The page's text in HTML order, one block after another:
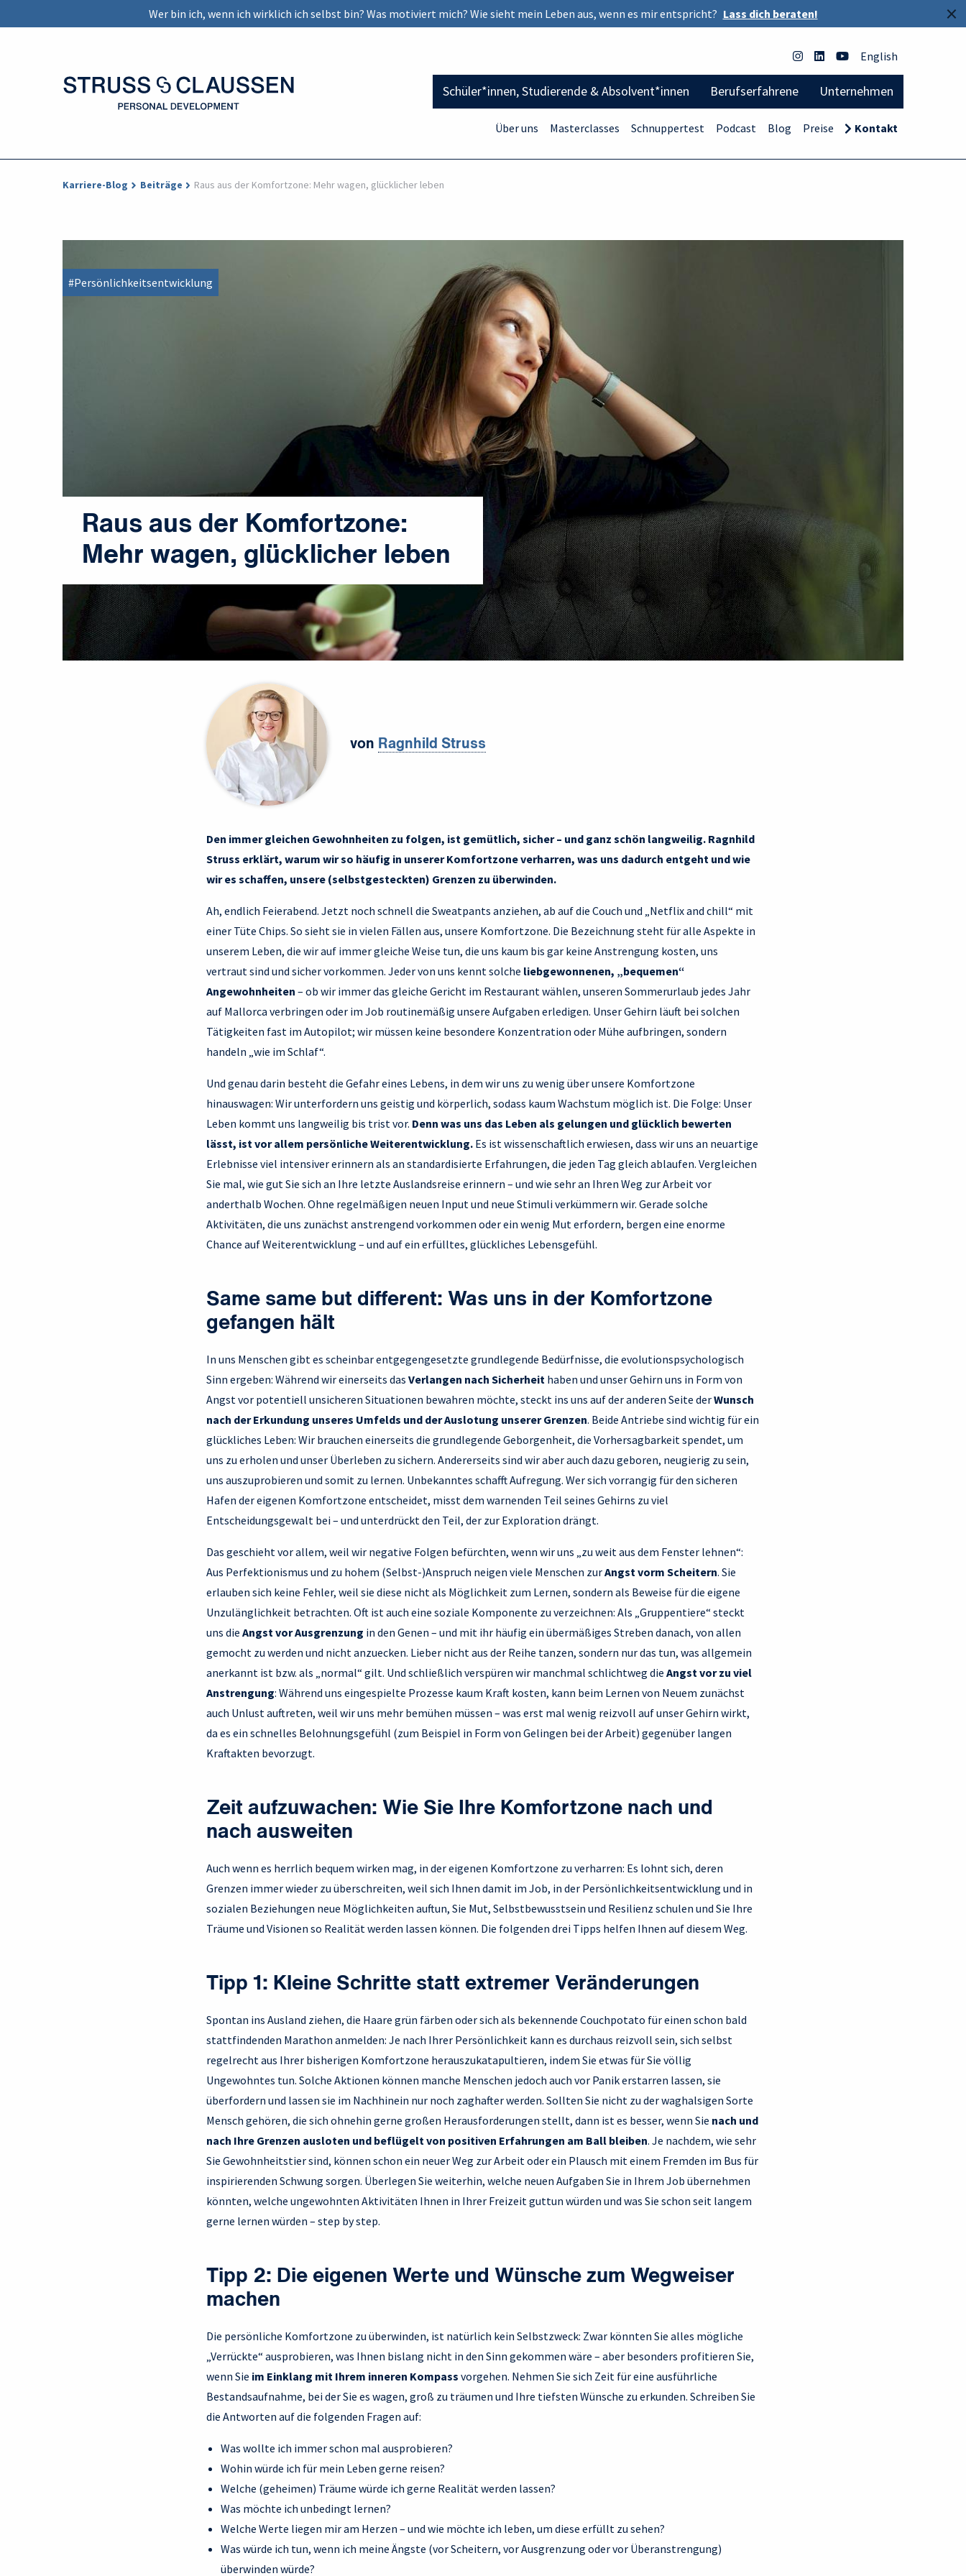
×
Wer bin ich, wenn ich wirklich ich selbst bin? Was motiviert mich? Wie sieht mein Leben aus, wenn es mir entspricht? Lass dich beraten!
English
Schüler*innen, Studierende & Absolvent*innen Berufserfahrene Unternehmen
Über uns Masterclasses Schnuppertest Podcast Blog Preise Kontakt
Karriere-Blog Beiträge Raus aus der Komfortzone: Mehr wagen, glücklicher leben
#Persönlichkeitsentwicklung
Raus aus der Komfortzone:
Mehr wagen, glücklicher leben
von Ragnhild Struss
Den immer gleichen Gewohnheiten zu folgen, ist gemütlich, sicher – und ganz schön langweilig. Ragnhild
Struss erklärt, warum wir so häufig in unserer Komfortzone verharren, was uns dadurch entgeht und wie
wir es schaffen, unsere (selbstgesteckten) Grenzen zu überwinden.
Ah, endlich Feierabend. Jetzt noch schnell die Sweatpants anziehen, ab auf die Couch und „Netflix and chill“ mit
einer Tüte Chips. So sieht sie in vielen Fällen aus, unsere Komfortzone. Die Bezeichnung steht für alle Aspekte in
unserem Leben, die wir auf immer gleiche Weise tun, die uns kaum bis gar keine Anstrengung kosten, uns
vertraut sind und sicher vorkommen. Jeder von uns kennt solche liebgewonnenen, „bequemen“
Angewohnheiten – ob wir immer das gleiche Gericht im Restaurant wählen, unseren Sommerurlaub jedes Jahr
auf Mallorca verbringen oder im Job routinemäßig unsere Aufgaben erledigen. Unser Gehirn läuft bei solchen
Tätigkeiten fast im Autopilot; wir müssen keine besondere Konzentration oder Mühe aufbringen, sondern
handeln „wie im Schlaf“.
Und genau darin besteht die Gefahr eines Lebens, in dem wir uns zu wenig über unsere Komfortzone
hinauswagen: Wir unterfordern uns geistig und körperlich, sodass kaum Wachstum möglich ist. Die Folge: Unser
Leben kommt uns langweilig bis trist vor. Denn was uns das Leben als gelungen und glücklich bewerten
lässt, ist vor allem persönliche Weiterentwicklung. Es ist wissenschaftlich erwiesen, dass wir uns an neuartige
Erlebnisse viel intensiver erinnern als an standardisierte Erfahrungen, die jeden Tag gleich ablaufen. Vergleichen
Sie mal, wie gut Sie sich an Ihre letzte Auslandsreise erinnern – und wie sehr an Ihren Weg zur Arbeit vor
anderthalb Wochen. Ohne regelmäßigen neuen Input und neue Stimuli verkümmern wir. Gerade solche
Aktivitäten, die uns zunächst anstrengend vorkommen oder ein wenig Mut erfordern, bergen eine enorme
Chance auf Weiterentwicklung – und auf ein erfülltes, glückliches Lebensgefühl.
Same same but different: Was uns in der Komfortzone
gefangen hält
In uns Menschen gibt es scheinbar entgegengesetzte grundlegende Bedürfnisse, die evolutionspsychologisch
Sinn ergeben: Während wir einerseits das Verlangen nach Sicherheit haben und unser Gehirn uns in Form von
Angst vor potentiell unsicheren Situationen bewahren möchte, steckt ins uns auf der anderen Seite derWunsch
nach der Erkundung unseres Umfelds und der Auslotung unserer Grenzen. Beide Antriebe sind wichtig für ein
glückliches Leben: Wir brauchen einerseits die grundlegende Geborgenheit, die Vorhersagbarkeit spendet, um
uns zu erholen und unser Überleben zu sichern. Andererseits sind wir aber auch dazu geboren, neugierig zu sein,
uns auszuprobieren und somit zu lernen. Unbekanntes schafft Aufregung. Wer sich vorrangig für den sicheren
Hafen der eigenen Komfortzone entscheidet, misst dem warnenden Teil seines Gehirns zu viel
Entscheidungsgewalt bei – und unterdrückt den Teil, der zur Exploration drängt.
Das geschieht vor allem, weil wir negative Folgen befürchten, wenn wir uns „zu weit aus dem Fenster lehnen“:
Aus Perfektionismus und zu hohem (Selbst-)Anspruch neigen viele Menschen zurAngst vorm Scheitern. Sie
erlauben sich keine Fehler, weil sie diese nicht als Möglichkeit zum Lernen, sondern als Beweise für die eigene
Unzulänglichkeit betrachten. Oft ist auch eine soziale Komponente zu verzeichnen: Als „Gruppentiere“ steckt
uns die Angst vor Ausgrenzung in den Genen – und mit ihr häufig ein übermäßiges Streben danach, von allen
gemocht zu werden und nicht anzuecken. Lieber nicht aus der Reihe tanzen, sondern nur das tun, was allgemein
anerkannt ist bzw. als „normal“ gilt. Und schließlich verspüren wir manchmal schlichtweg die Angst vor zu viel
Anstrengung: Während uns eingespielte Prozesse kaum Kraft kosten, kann beim Lernen von Neuem zunächst
auch Unlust auftreten, weil wir uns mehr bemühen müssen – was erst mal wenig reizvoll auf unser Gehirn wirkt,
da es ein schnelles Belohnungsgefühl (zum Beispiel in Form von Gelingen bei der Arbeit) gegenüber langen
Kraftakten bevorzugt.
Zeit aufzuwachen: Wie Sie Ihre Komfortzone nach und
nach ausweiten
Auch wenn es herrlich bequem wirken mag, in der eigenen Komfortzone zu verharren: Es lohnt sich, deren
Grenzen immer wieder zu überschreiten, weil sich Ihnen damit im Job, in der Persönlichkeitsentwicklung und in
sozialen Beziehungen neue Möglichkeiten auftun, Sie Mut, Selbstbewusstsein und Resilienz schulen und Sie Ihre
Träume und Visionen so Realität werden lassen können. Die folgenden drei Tipps helfen Ihnen auf diesem Weg.
Tipp 1: Kleine Schritte statt extremer Veränderungen
Spontan ins Ausland ziehen, die Haare grün färben oder sich als bekennende Couchpotato für einen schon bald
stattfindenden Marathon anmelden: Je nach Ihrer Persönlichkeit kann es durchaus reizvoll sein, sich selbst
regelrecht aus Ihrer bisherigen Komfortzone herauszukatapultieren, indem Sie etwas für Sie völlig
Ungewohntes tun. Solche Aktionen können manche Menschen jedoch auch vor Panik erstarren lassen, sie
überfordern und lassen sie im Nachhinein nur noch zaghafter werden. Sollten Sie nicht zu der waghalsigen Sorte
Mensch gehören, die sich ohnehin gerne großen Herausforderungen stellt, dann ist es besser, wenn Sie nach und
nach Ihre Grenzen ausloten und beflügelt von positiven Erfahrungen am Ball bleiben. Je nachdem, wie sehr
Sie Gewohnheitstier sind, können schon ein neuer Weg zur Arbeit oder ein Plausch mit einem Fremden im Bus für
inspirierenden Schwung sorgen. Überlegen Sie weiterhin, welche neuen Aufgaben Sie in Ihrem Job übernehmen
könnten, welche ungewohnten Aktivitäten Ihnen in Ihrer Freizeit guttun würden und was Sie schon seit langem
gerne lernen würden – step by step.
Tipp 2: Die eigenen Werte und Wünsche zum Wegweiser
machen
Die persönliche Komfortzone zu überwinden, ist natürlich kein Selbstzweck: Zwar könnten Sie alles mögliche
„Verrückte“ ausprobieren, was Ihnen bislang nicht in den Sinn gekommen wäre – aber besonders profitieren Sie,
wenn Sie im Einklang mit Ihrem inneren Kompass vorgehen. Nehmen Sie sich Zeit für eine ausführliche
Bestandsaufnahme, bei der Sie es wagen, groß zu träumen und Ihre tiefsten Wünsche zu erkunden. Schreiben Sie
die Antworten auf die folgenden Fragen auf:
Was wollte ich immer schon mal ausprobieren?
Wohin würde ich für mein Leben gerne reisen?
Welche (geheimen) Träume würde ich gerne Realität werden lassen?
Was möchte ich unbedingt lernen?
Welche Werte liegen mir am Herzen – und wie möchte ich leben, um diese erfüllt zu sehen?
Was würde ich tun, wenn ich meine Ängste (vor Scheitern, vor Ausgrenzung oder vor Überanstrengung)
überwinden würde?